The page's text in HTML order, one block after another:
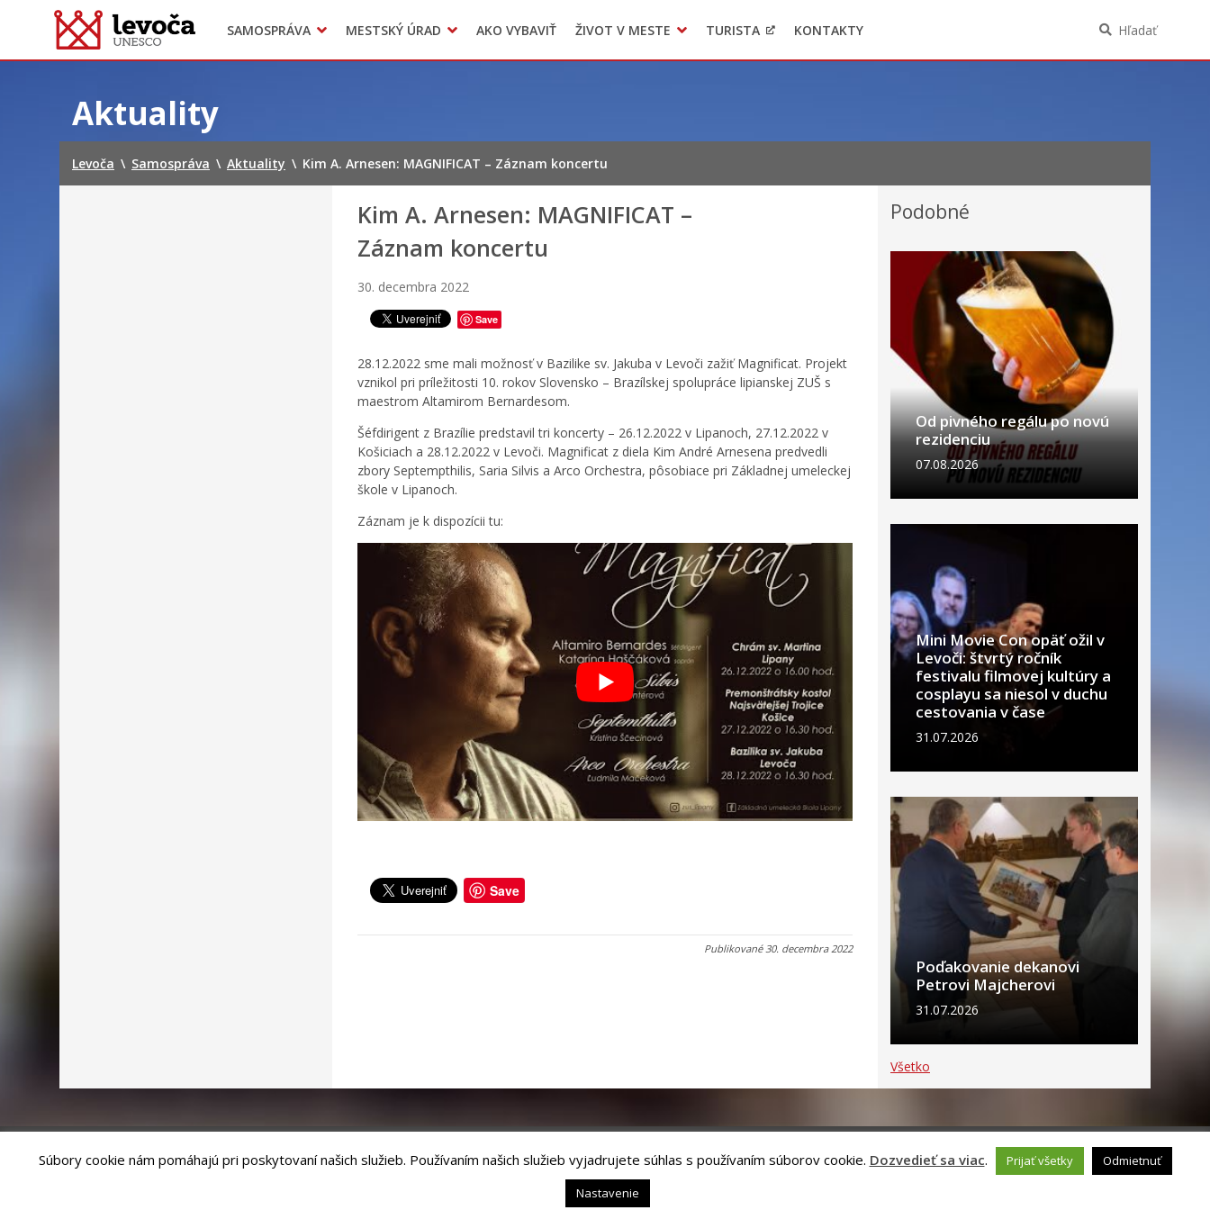
SAMOSPRÁVA
Dokumenty mesta
Transparentné mesto
majetkových pomerov verejného funkcionára
MESTSKÝ ÚRAD
Projekty
Voľba hlavného kontrolóra mesta Levoča
AKO VYBAVIŤ ŽIVOT V MESTE
Doprava
LIMKA
TURISTA KONTAKTY Hľadať
Aktuality
Levoča \ Samospráva \ Aktuality \ Kim A. Arnesen: MAGNIFICAT – Záznam koncertu
Kim A. Arnesen: MAGNIFICAT –
Záznam koncertu
30. decembra 2022
Save
28.12.2022 sme mali možnosť v Bazilike sv. Jakuba v Levoči zažiť Magnificat. Projekt
vznikol pri príležitosti 10. rokov Slovensko – Brazílskej spolupráce lipianskej ZUŠ s
maestrom Altamirom Bernardesom.
Šéfdirigent z Brazílie predstavil tri koncerty – 26.12.2022 v Lipanoch, 27.12.2022 v
Košiciach a 28.12.2022 v Levoči. Magnificat z diela Kim André Arnesena predvedli
zbory Septempthilis, Saria Silvis a Arco Orchestra, pôsobiace pri Základnej umeleckej
škole v Lipanoch.
Záznam je k dispozícii tu:
Save
Publikované30. decembra 2022
Podobné
Od pivného regálu po novú
rezidenciu
07.08.2026
Mini Movie Con opäť ožil v
Levoči: štvrtý ročník
festivalu filmovej kultúry a
cosplayu sa niesol v duchu
cestovania v čase
31.07.2026
Poďakovanie dekanovi
Petrovi Majcherovi
31.07.2026
Všetko
|Vyhlásenie o prístupnosti
Súbory cookie nám pomáhajú pri poskytovaní našich služieb. Používaním našich služieb vyjadrujete súhlas s používaním súborov cookie. Dozvedieť sa viac. Prijať všetky
Odmietnuť
Nastavenie